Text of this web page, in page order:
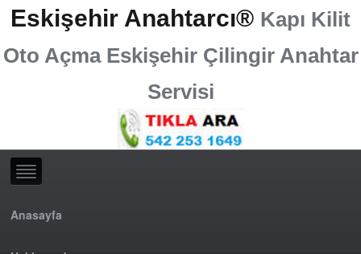
Eskişehir Anahtarcı® Kapı Kilit
Oto Açma Eskişehir Çilingir Anahtar
Servisi
Anasayfa